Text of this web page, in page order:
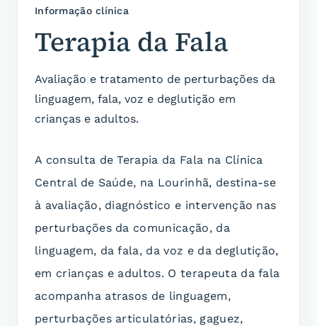
Informação clínica
Terapia da Fala
Avaliação e tratamento de perturbações da
linguagem, fala, voz e deglutição em
crianças e adultos.
A consulta de Terapia da Fala na Clínica
Central de Saúde, na Lourinhã, destina-se
à avaliação, diagnóstico e intervenção nas
perturbações da comunicação, da
linguagem, da fala, da voz e da deglutição,
em crianças e adultos. O terapeuta da fala
acompanha atrasos de linguagem,
perturbações articulatórias, gaguez,